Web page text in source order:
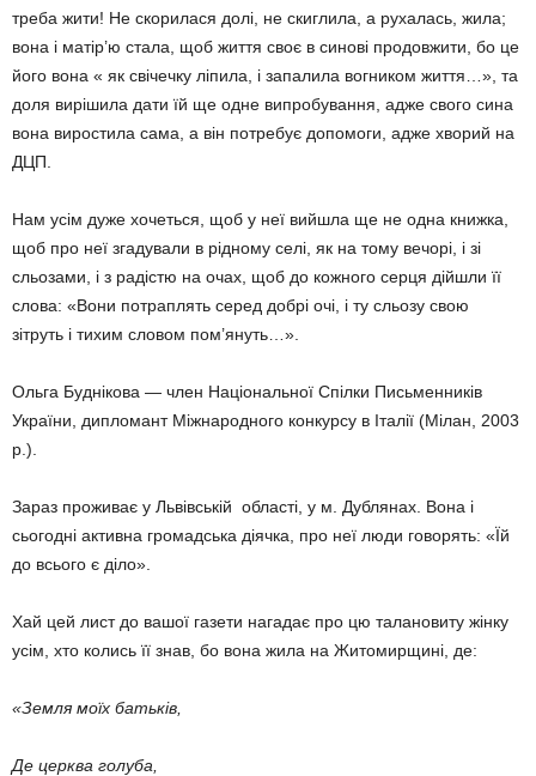
треба жити! Не скорилася долі, не скиглила, а рухалась, жила;
вона і матір’ю стала, щоб життя своє в синові продовжити, бо це
його вона « як свічечку ліпила, і запалила вогником життя…», та
доля вирішила дати їй ще одне випробування, адже свого сина
вона виростила сама, а він потребує допомоги, адже хворий на
ДЦП.
Нам усім дуже хочеться, щоб у неї вийшла ще не одна книжка,
щоб про неї згадували в рідному селі, як на тому вечорі, і зі
сльозами, і з радістю на очах, щоб до кожного серця дійшли її
слова: «Вони потраплять серед добрі очі, і ту сльозу свою
зітруть і тихим словом пом’януть…».
Ольга Буднікова — член Національної Спілки Письменників
України, дипломант Міжнародного конкурсу в Італії (Мілан, 2003
р.).
Зараз проживає у Львівській області, у м. Дублянах. Вона і
сьогодні активна громадська діячка, про неї люди говорять: «Їй
до всього є діло».
Хай цей лист до вашої газети нагадає про цю талановиту жінку
усім, хто колись її знав, бо вона жила на Житомирщині, де:
«Земля моїх батьків,
Де церква голуба,